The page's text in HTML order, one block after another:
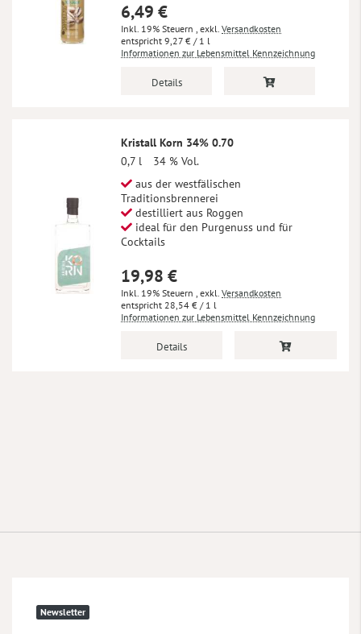
6,49 €
Inkl. 19% Steuern , exkl. Versandkosten
9,27 € / 1 l
Informationen zur Lebensmittel Kennzeichnung
Details
Kristall Korn 34% 0.70
0,7 l
34 % Vol.
aus der westfälischen
Traditionsbrennerei
destilliert aus Roggen
ideal für den Purgenuss und für
Cocktails
19,98 €
Inkl. 19% Steuern , exkl. Versandkosten
28,54 € / 1 l
Informationen zur Lebensmittel Kennzeichnung
Details
Newsletter